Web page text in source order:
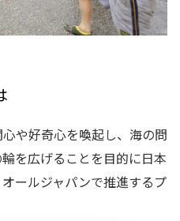
や好奇心を喚起し、海の問
を広げることを目的に日本
ールジャパンで推進するプ